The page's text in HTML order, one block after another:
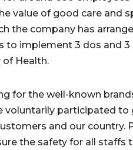
value of good care and
the company has
to implement 3 dos and 3
of Health.
for the well-known
voluntarily participated to
and our country.
the safety for all staffs